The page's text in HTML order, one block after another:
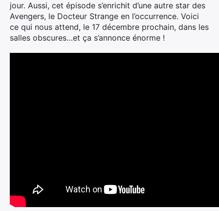
jour. Aussi, cet épisode s’enrichit d’une autre star des
Avengers, le Docteur Strange en l’occurrence. Voici
ce qui nous attend, le 17 décembre prochain, dans les
salles obscures…et ça s’annonce énorme !